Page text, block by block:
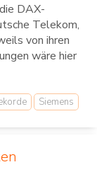
DAX-
Telekom,
von ihren
wäre hier
Siemens